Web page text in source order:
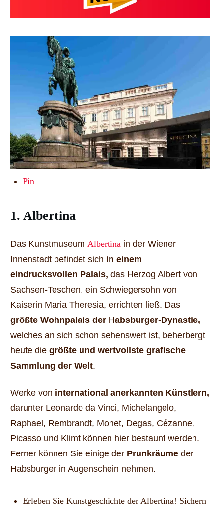
Pin
1. Albertina
Das Kunstmuseum Albertina in der Wiener
Innenstadt befindet sich in einem
eindrucksvollen Palais, das Herzog Albert von
Sachsen-Teschen, ein Schwiegersohn von
Kaiserin Maria Theresia, errichten ließ. Das
größte Wohnpalais der Habsburger-Dynastie,
welches an sich schon sehenswert ist, beherbergt
heute die größte und wertvollste grafische
Sammlung der Welt.
Werke von international anerkannten Künstlern,
darunter Leonardo da Vinci, Michelangelo,
Raphael, Rembrandt, Monet, Degas, Cézanne,
Picasso und Klimt können hier bestaunt werden.
Ferner können Sie einige der Prunkräume der
Habsburger in Augenschein nehmen.
Erleben Sie Kunstgeschichte der Albertina! Sichern